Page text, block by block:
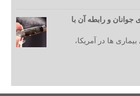
جوانان و رابطه آن با
ها در آمریکا،